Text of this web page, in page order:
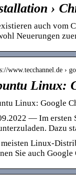
›
auch vom
Neuerungen
www.tecchannel.de ›
Linux:
Linux: Google
— Im ersten
Dazu
Linux-
Sie auch Google